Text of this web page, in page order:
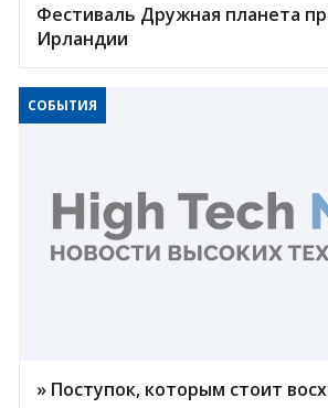
Фестиваль Дружная планета
Ирландии
СОБЫТИЯ
» Поступок, которым стоит